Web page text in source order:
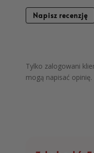
Napisz recenzję
Tylko zalogowani
mogą napisać opinię.